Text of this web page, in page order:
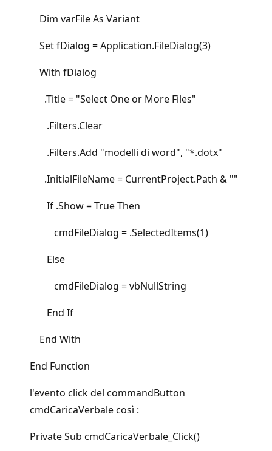
Dim varFile As Variant
Set fDialog = Application.FileDialog(3)
With fDialog
.Title = "Select One or More Files"
.Filters.Clear
.Filters.Add "modelli di word", "*.dotx"
.InitialFileName = CurrentProject.Path & ""
If .Show = True Then
cmdFileDialog = .SelectedItems(1)
Else
cmdFileDialog = vbNullString
End If
End With
End Function
l'evento click del commandButton
cmdCaricaVerbale così :
Private Sub cmdCaricaVerbale_Click()